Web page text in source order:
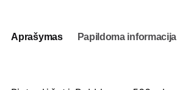
ml
Aprašymas Papildoma informacija